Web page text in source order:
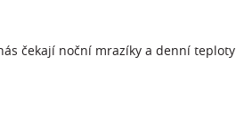
čekají noční mrazíky a denní teploty